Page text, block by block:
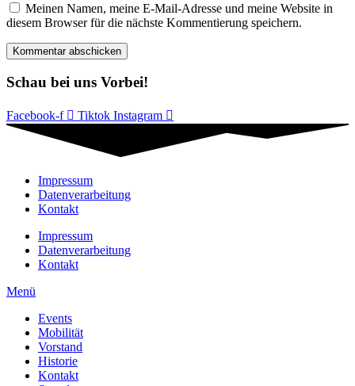
Meinen Namen, meine E-Mail-Adresse und meine Website in
diesem Browser für die nächste Kommentierung speichern.
Schau bei uns Vorbei!
Facebook-f Tiktok Instagram
Impressum
Datenverarbeitung
Kontakt
Impressum
Datenverarbeitung
Kontakt
Menü
Events
Mobilität
Vorstand
Historie
Kontakt